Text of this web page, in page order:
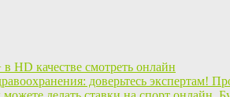
в HD качестве смотреть онлайн